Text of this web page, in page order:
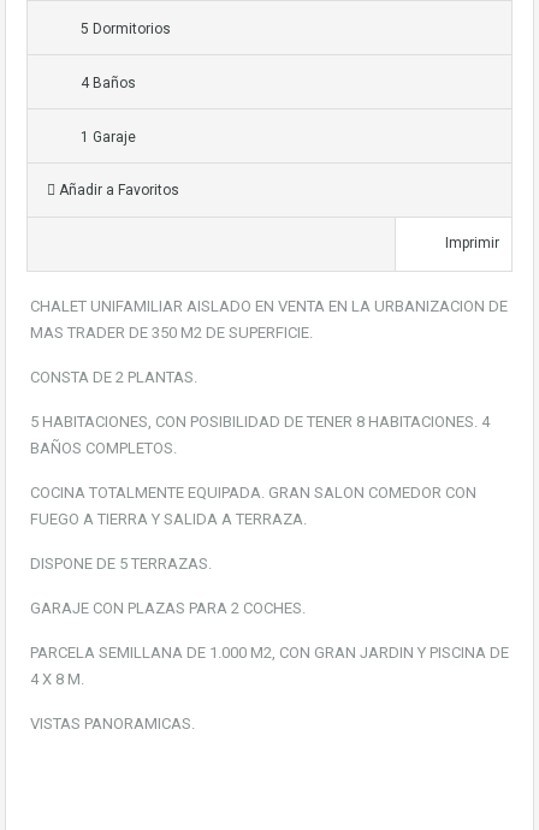
5 Dormitorios
4 Baños
1 Garaje
Añadir a Favoritos
Imprimir
CHALET UNIFAMILIAR AISLADO EN VENTA EN LA URBANIZACION DE
MAS TRADER DE 350 M2 DE SUPERFICIE.
CONSTA DE 2 PLANTAS.
5 HABITACIONES, CON POSIBILIDAD DE TENER 8 HABITACIONES. 4
BAÑOS COMPLETOS.
COCINA TOTALMENTE EQUIPADA. GRAN SALON COMEDOR CON
FUEGO A TIERRA Y SALIDA A TERRAZA.
DISPONE DE 5 TERRAZAS.
GARAJE CON PLAZAS PARA 2 COCHES.
PARCELA SEMILLANA DE 1.000 M2, CON GRAN JARDIN Y PISCINA DE
4 X 8 M.
VISTAS PANORAMICAS.